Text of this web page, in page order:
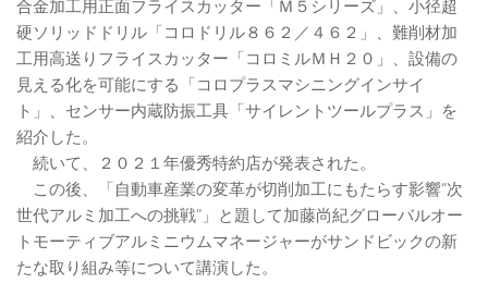
合金加工用正面フライスカッター「Ｍ５シリーズ」、小径超
硬ソリッドドリル「コロドリル８６２／４６２」、難削材加
工用高送りフライスカッター「コロミルＭＨ２０」、設備の
見える化を可能にする「コロプラスマシニングインサイ
ト」、センサー内蔵防振工具「サイレントツールプラス」を
紹介した。
続いて、２０２１年優秀特約店が発表された。
この後、「自動車産業の変革が切削加工にもたらす影響“次
世代アルミ加工への挑戦”」と題して加藤尚紀グローバルオー
トモーティブアルミニウムマネージャーがサンドビックの新
たな取り組み等について講演した。